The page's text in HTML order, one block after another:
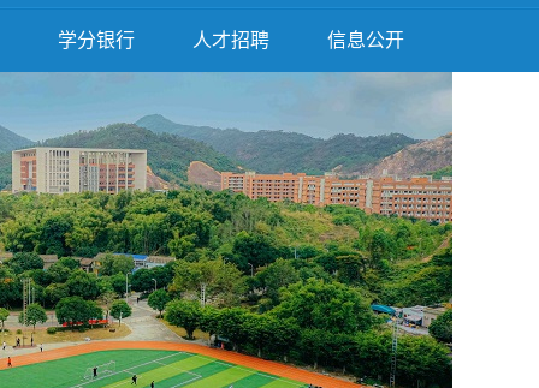
学分银行 人才招聘 信息公开